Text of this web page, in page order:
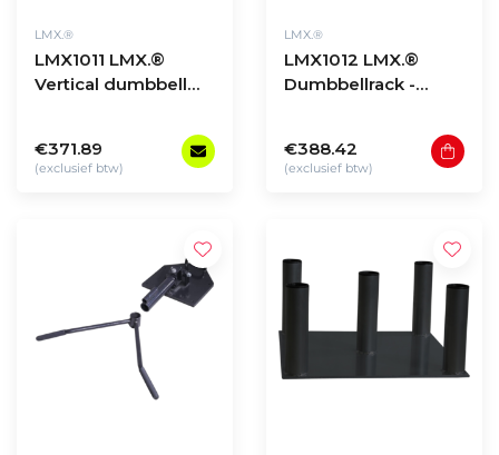
LMX.®
LMX1011 LMX.®
Vertical dumbbell
€371.89
(exclusief btw)
LMX.®
LMX1012 LMX.®
Dumbbellrack -
€388.42
(exclusief btw)